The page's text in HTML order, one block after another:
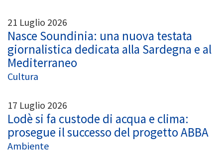
21 Luglio 2026
Nasce Soundinia: una nuova testata
giornalistica dedicata alla Sardegna e al
Mediterraneo
Cultura
17 Luglio 2026
Lodè si fa custode di acqua e clima:
prosegue il successo del progetto ABBA
Ambiente